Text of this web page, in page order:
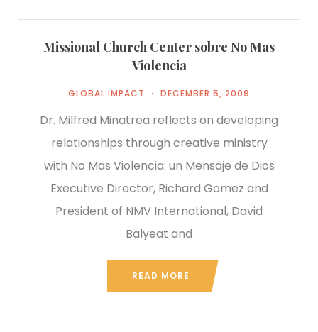
Missional Church Center sobre No Mas
Violencia
GLOBAL IMPACT DECEMBER 5, 2009
Dr. Milfred Minatrea reflects on developing
relationships through creative ministry
with No Mas Violencia: un Mensaje de Dios
Executive Director, Richard Gomez and
President of NMV International, David
Balyeat and
READ MORE